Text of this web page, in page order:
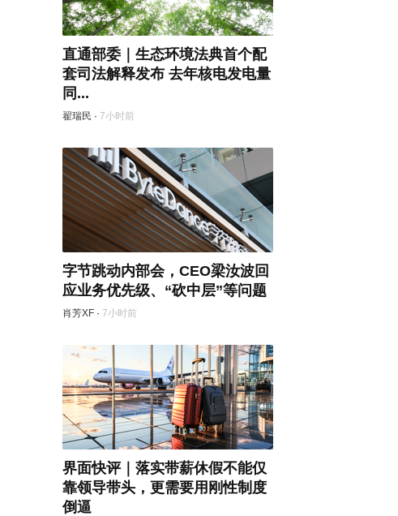
直通部委｜生态环境法典首个配
套司法解释发布 去年核电发电量
同...
翟瑞民 · 7小时前
字节跳动内部会，CEO梁汝波回
应业务优先级、“砍中层”等问题
肖芳XF · 7小时前
界面快评｜落实带薪休假不能仅
靠领导带头，更需要用刚性制度
倒逼